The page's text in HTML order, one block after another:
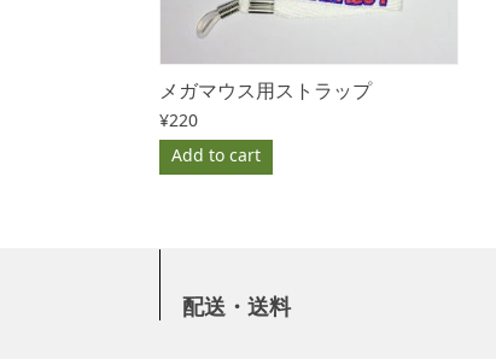
メガマウス用ストラップ
¥220
Add to cart
配送・送料